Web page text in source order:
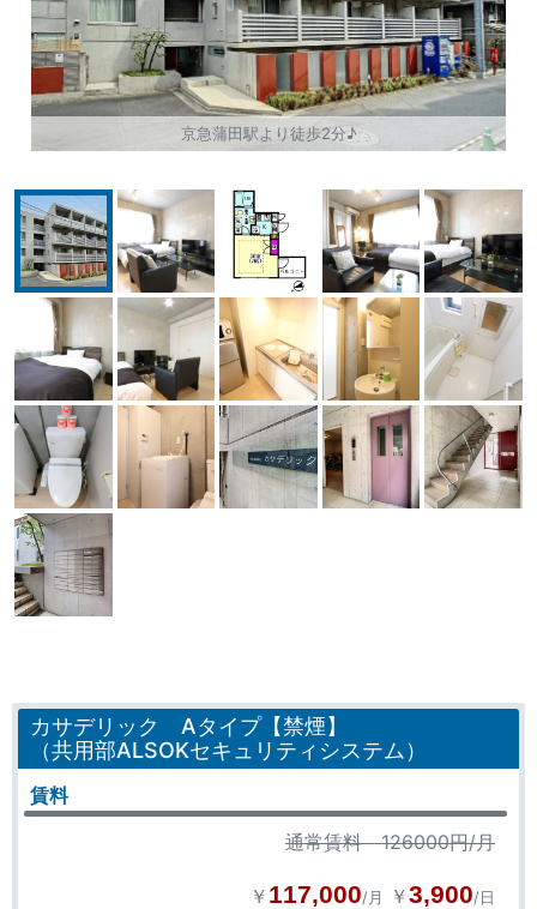
京急蒲田駅より徒歩2分♪
カサデリック Aタイプ【禁煙】
（共用部ALSOKセキュリティシステム）
賃料
通常賃料 126000円/月
￥ 117,000/月 ￥3,900/日